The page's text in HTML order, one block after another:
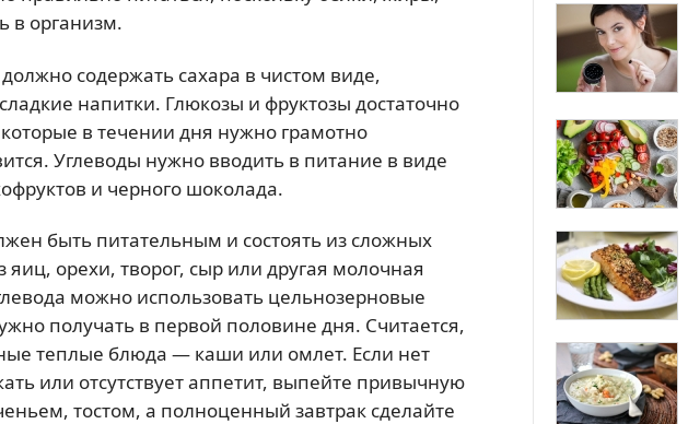
в организм.
содержать сахара в чистом виде,
напитки. Глюкозы и фруктозы достаточно
в течении дня нужно грамотно
Углеводы нужно вводить в питание в виде
и черного шоколада.
быть питательным и состоять из сложных
орехи, творог, сыр или другая молочная
можно использовать цельнозерновые
получать в первой половине дня. Считается,
теплые блюда — каши или омлет. Если нет
или отсутствует аппетит, выпейте привычную
тостом, а полноценный завтрак сделайте